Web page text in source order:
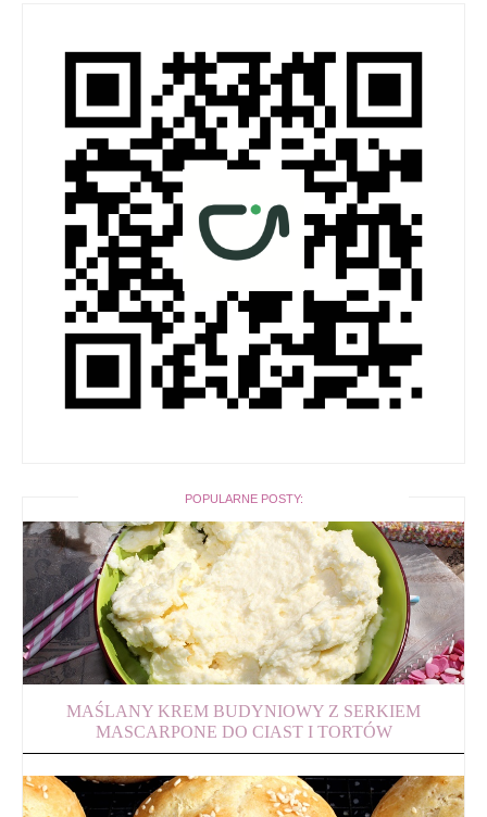
POPULARNE POSTY:
MAŚLANY KREM BUDYNIOWY Z SERKIEM
MASCARPONE DO CIAST I TORTÓW